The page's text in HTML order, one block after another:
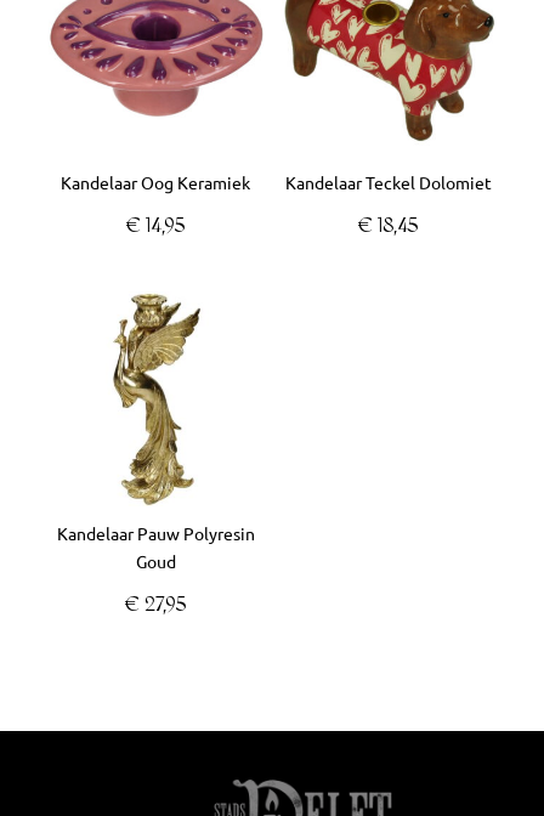
Kandelaar Oog Keramiek
€ 14,95
Kandelaar Teckel Dolomiet
€ 18,45
Kandelaar Pauw Polyresin
Goud
€ 27,95